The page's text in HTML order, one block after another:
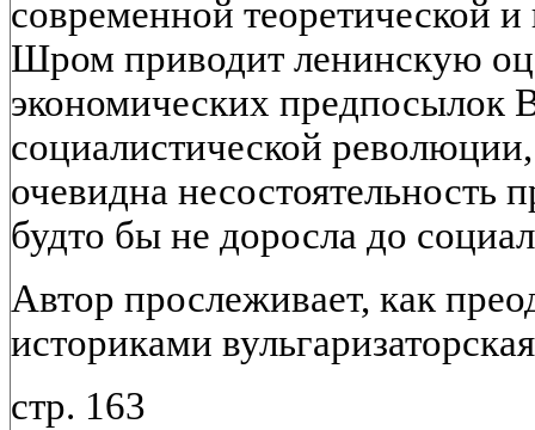
современной теоретической
Шром приводит ленинскую
экономических предпосылок
социалистической
очевидна несостоятельность
будто бы не доросла до
Автор прослеживает, как
историками вульгаризаторская
стр. 163